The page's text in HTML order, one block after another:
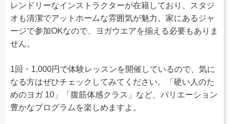
レンドリーなインストラクターが在籍しており、スタジ
オも清潔でアットホームな雰囲気が魅力。家にあるジャ
ージで参加OKなので、ヨガウエアを揃える必要もありま
せん。
1回・1,000円で体験レッスンを開催しているので、気に
なる方はぜひチェックしてみてください。「硬い人のた
めのヨガ 10」「腹筋体感クラス」など、バリエーション
豊かなプログラムを楽しめますよ。